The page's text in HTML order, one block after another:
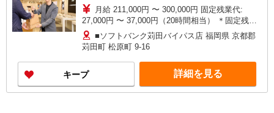
月給 211,000円 〜 300,000円 固定残業代:
27,000円 〜 37,000円（20時間相当） ＊固定残業
代：27,000円〜37,000円（20時間程度）基本給の
中に含む 試用期間あり 6ヶ月 ※経験・能力による
【試用期間】月給 211000 円 〜 300000 円
■ソフトバンク苅田バイパス店 福岡県 京都郡
苅田町 松原町 9‐16
キープ 詳細を見る